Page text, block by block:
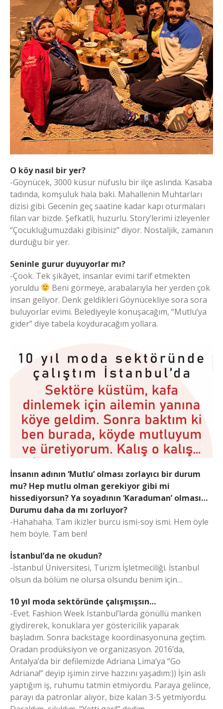
O köy nasıl bir yer?
-Göynücek, 3000 küsur nüfuslu bir ilçe aslında. Kasaba
tadında, komşuluk hala baki. Mahallenin Muhtarları
dizisi gibi. Gecenin geç saatine kadar kapı oturmaları
filan var bizde. Şefkatli, huzurlu. Story’lerimi izleyenler
“Çocukluğumuzdaki gibisiniz” diyor. Nostaljik, zamanın
durduğu bir yer.
Seninle gurur duyuyorlar mı?
-Çook. Tek şikâyet, insanlar evimi tarif etmekten
yoruldu
Beni görmeye, arabalarıyla her yerden çok
insan geliyor. Denk geldikleri Göynücekliye sora sora
buluyorlar evimi. Belediyeyle konuşacağım, “Mutlu’ya
gider” diye tabela koyduracağım yollara.
İnsanın adının ‘Mutlu’ olması zorlayıcı bir durum
mu? Hep mutlu olman gerekiyor gibi mi
hissediyorsun? Ya soyadının ‘Karaduman’ olması…
Durumu daha da mı zorluyor?
-Hahahaha. Tam ikizler burcu ismi-soy ismi. Hem öyle
hem böyle. Tam ben!
İstanbul’da ne okudun?
-İstanbul Üniversitesi, Turizm İşletmeciliği. İstanbul
olsun da bölüm ne olursa olsundu benim için…
10 yıl moda sektöründe çalışmışsın…
-Evet. Fashion Week Istanbul’larda gönüllü manken
giydirerek, konuklara yer göstericilik yaparak
başladım. Sonra backstage koordinasyonuna geçtim.
Oradan prodüksiyon ve organizasyon. 2016’da,
Antalya’da bir defilemizde Adriana Lima’ya “Go
Adriana!” deyip işimin zirve hazzını yaşadım:)) İşin aslı
yaptığım iş, ruhumu tatmin etmiyordu. Paraya gelince,
parayı da patronlar alıyor, bize kalan 3-5 yetmiyordu.